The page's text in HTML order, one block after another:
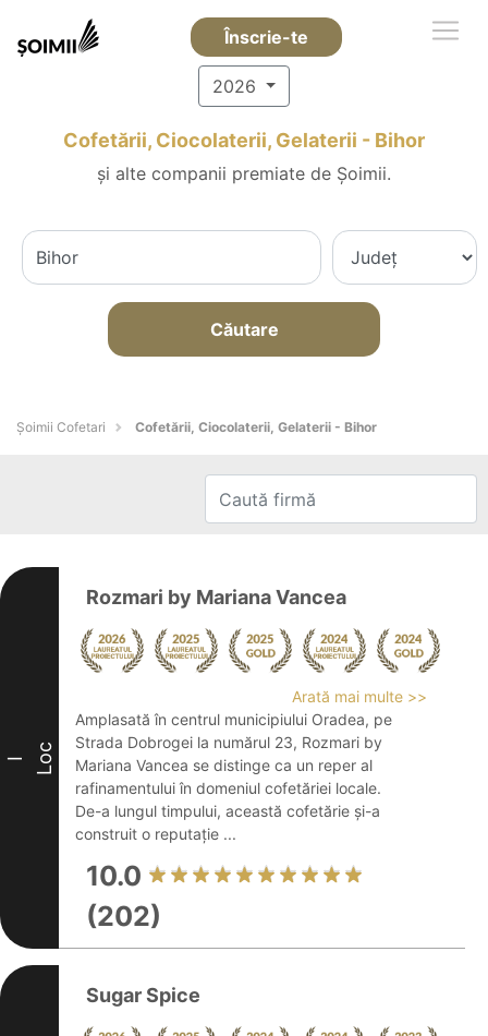
Înscrie-te
2026
Cofetării, Ciocolaterii, Gelaterii - Bihor
și alte companii premiate de Șoimii.
Căutare
Șoimii Cofetari Cofetării, Ciocolaterii, Gelaterii - Bihor
I Loc
Rozmari by Mariana Vancea
Arată mai multe >>
Amplasată în centrul municipiului Oradea, pe
Strada Dobrogei la numărul 23, Rozmari by
Mariana Vancea se distinge ca un reper al
rafinamentului în domeniul cofetăriei locale.
De-a lungul timpului, această cofetărie și-a
construit o reputație ...
10.0
(202)
Sugar Spice